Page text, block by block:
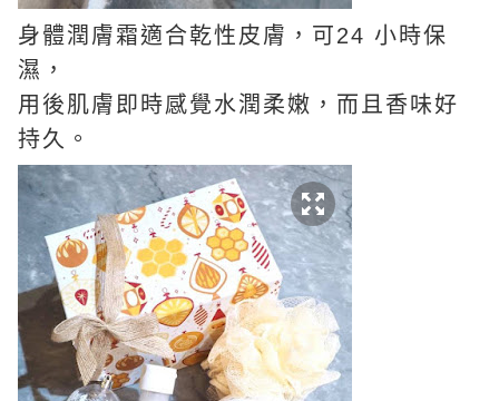
身體潤膚霜適合乾性皮膚，可24 小時保
濕，
用後肌膚即時感覺水潤柔嫩，而且香味好
持久。